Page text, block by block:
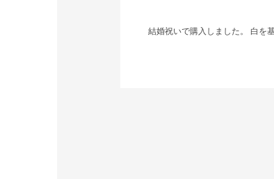
結婚祝いで購入しました。 白を